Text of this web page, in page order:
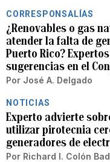
CORRESPONSALÍAS
¿Renovables o gas
atender la falta de
Puerto Rico?
sugerencias en el
Por José A. Delgado
NOTICIAS
Experto advierte
utilizar pirotecnia
generadores de
Por Richard I. Colón